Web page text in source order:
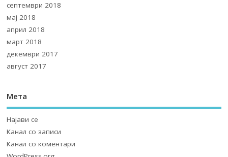
септември 2018
мај 2018
април 2018
март 2018
декември 2017
август 2017
Мета
Најави се
Канал со записи
Канал со коментари